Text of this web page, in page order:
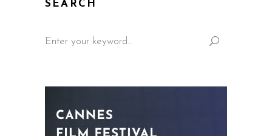
SEARCH
for: